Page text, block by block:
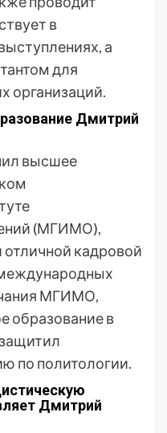
в
а
для
организаций.
Дмитрий
высшее
(МГИМО),
отличной кадровой
МГИМО,
образование в
по политологии.
Дмитрий